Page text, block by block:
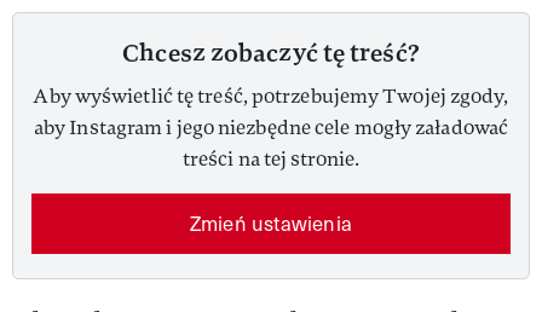
Chcesz zobaczyć tę treść?
Aby wyświetlić tę treść, potrzebujemy Twojej zgody,
aby Instagram i jego niezbędne cele mogły załadować
treści na tej stronie.
Zmień ustawienia